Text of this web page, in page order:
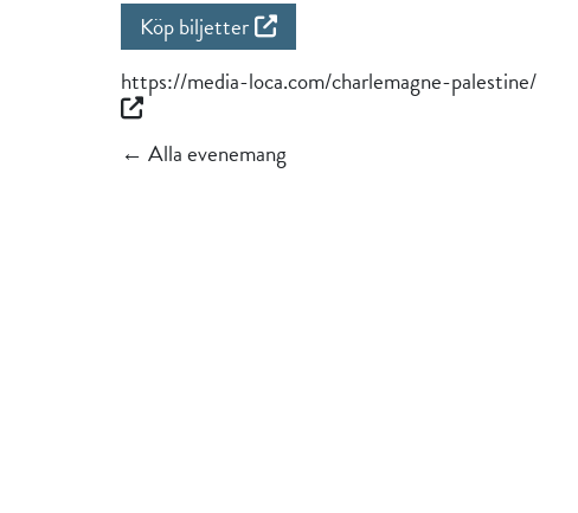
Köp biljetter
https://media-loca.com/charlemagne-palestine/
← Alla evenemang